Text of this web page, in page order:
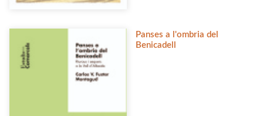
Panses a l'ombria del
Benicadell